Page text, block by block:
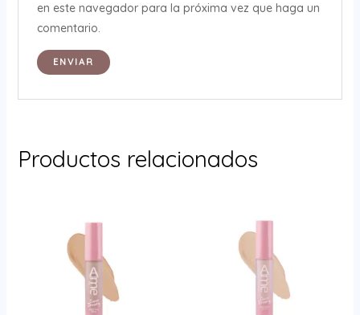
en este navegador para la próxima vez que haga un
comentario.
Productos relacionados